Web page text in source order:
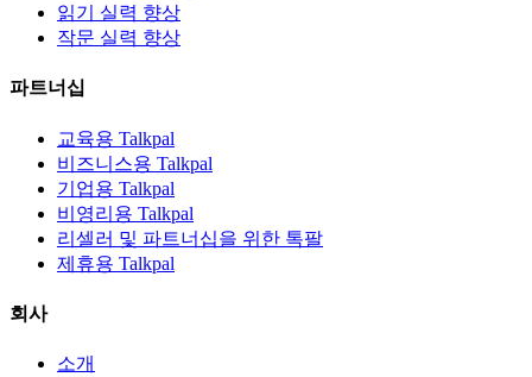
읽기 실력 향상
작문 실력 향상
파트너십
교육용 Talkpal
비즈니스용 Talkpal
기업용 Talkpal
비영리용 Talkpal
리셀러 및 파트너십을 위한 톡팔
제휴용 Talkpal
회사
소개